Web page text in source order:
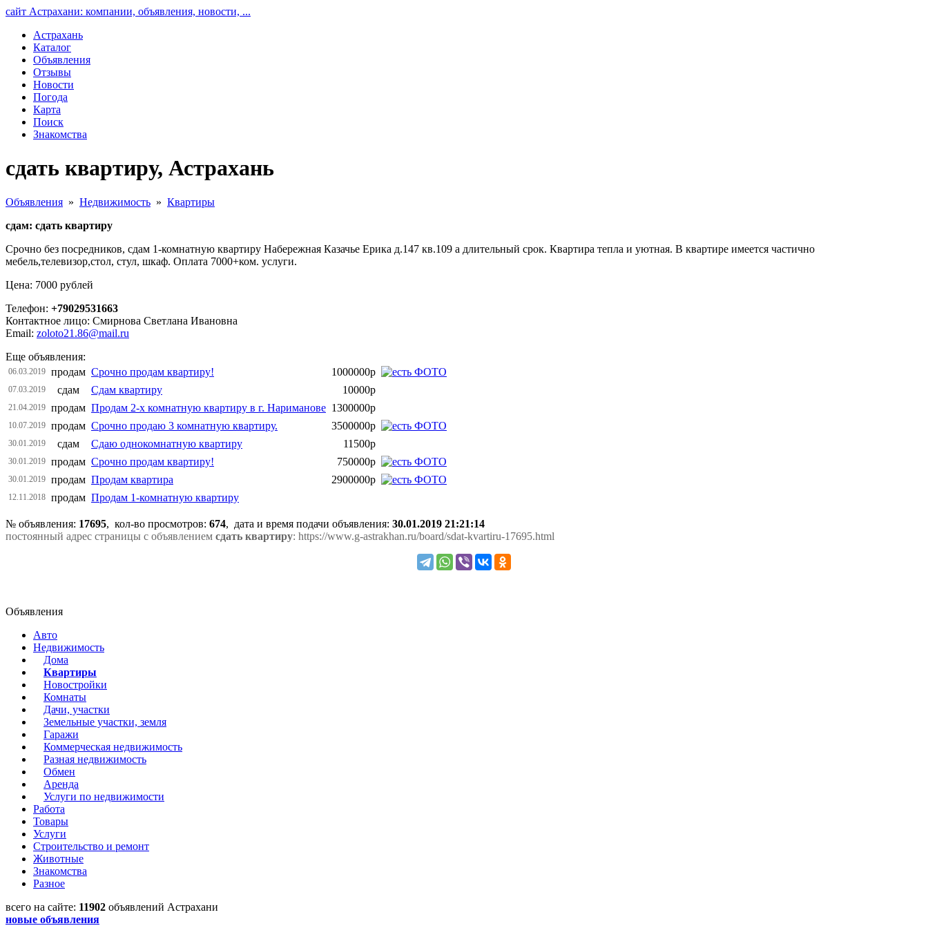
сайт Астрахани: компании, объявления, новости, ...
Астрахань
Каталог
Объявления
Отзывы
Новости
Погода
Карта
Поиск
Знакомства
сдать квартиру, Астрахань
Объявления » Недвижимость » Квартиры
сдам: сдать квартиру
Срочно без посредников, сдам 1-комнатную квартиру Набережная Казачье Ерика д.147 кв.109 а длительный срок. Квартира тепла и уютная. В квартире имеется частично
мебель,телевизор,стол, стул, шкаф. Оплата 7000+ком. услуги.
Цена: 7000 рублей
Телефон: +79029531663
Контактное лицо: Смирнова Светлана Ивановна
Email: zoloto21.86@mail.ru
Еще объявления:
06.03.2019 продам Срочно продам квартиру! 1000000р
07.03.2019 сдам Сдам квартиру 10000р
21.04.2019 продам Продам 2-х комнатную квартиру в г. Нариманове 1300000р
10.07.2019 продам Срочно продаю 3 комнатную квартиру. 3500000р
30.01.2019 сдам Сдаю однокомнатную квартиру 11500р
30.01.2019 продам Срочно продам квартиру! 750000р
30.01.2019 продам Продам квартира 2900000р
12.11.2018 продам Продам 1-комнатную квартиру
№ объявления: 17695, кол-во просмотров: 674, дата и время подачи объявления: 30.01.2019 21:21:14
постоянный адрес страницы с объявлением сдать квартиру: https://www.g-astrakhan.ru/board/sdat-kvartiru-17695.html
Объявления
Авто
Недвижимость
Дома
Квартиры
Новостройки
Комнаты
Дачи, участки
Земельные участки, земля
Гаражи
Коммерческая недвижимость
Разная недвижимость
Обмен
Аренда
Услуги по недвижимости
Работа
Товары
Услуги
Строительство и ремонт
Животные
Знакомства
Разное
всего на сайте: 11902 объявлений Астрахани
новые объявления